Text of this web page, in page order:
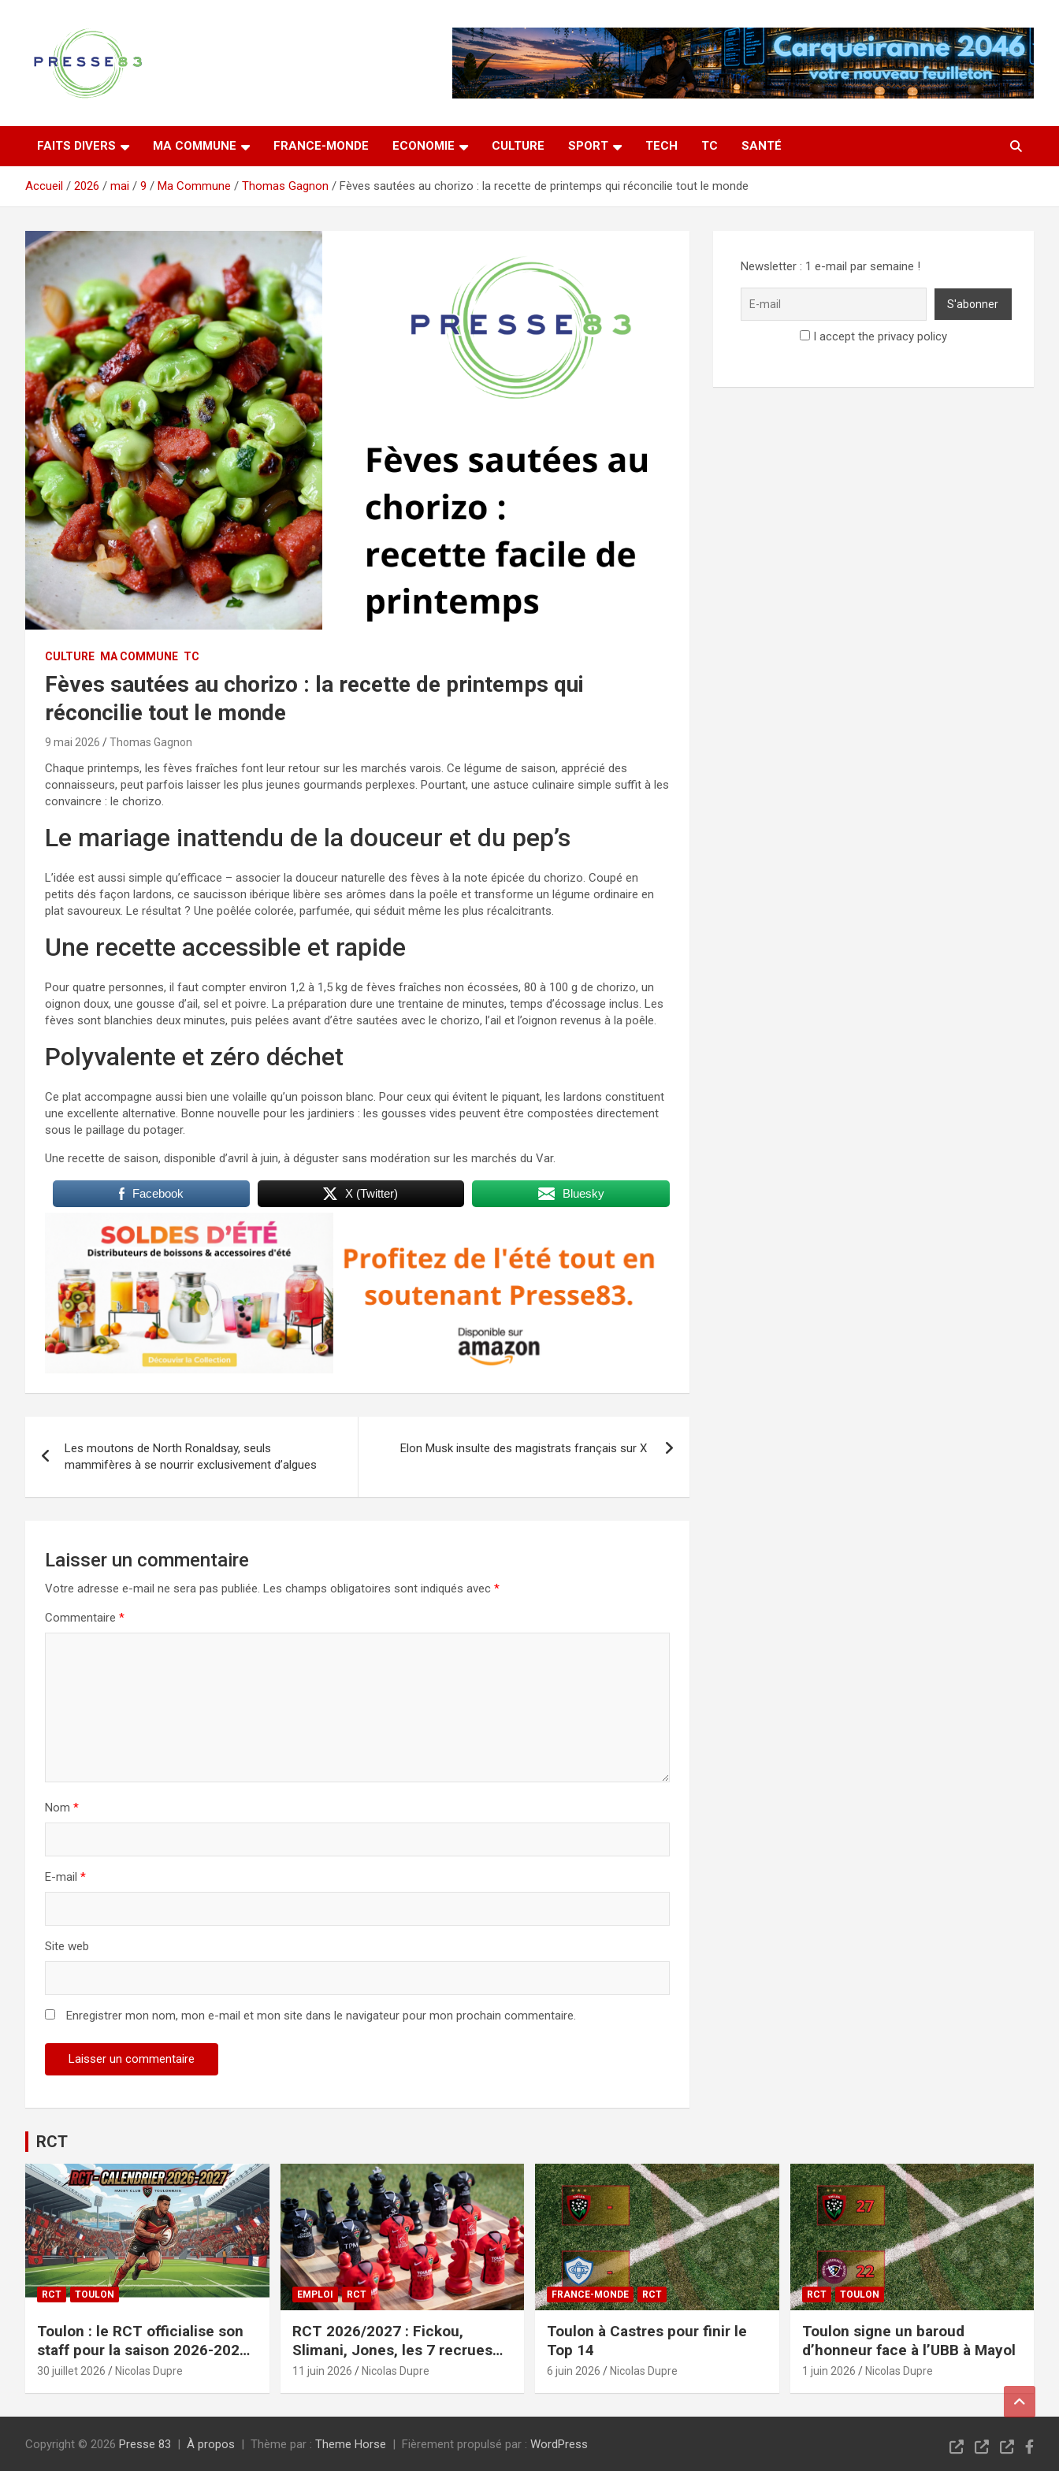
Presse 83
FAITS DIVERS MA COMMUNE FRANCE-MONDE ECONOMIE CULTURE SPORT TECH TC SANTÉ
Accueil 2026 mai 9 Ma Commune Thomas Gagnon Fèves sautées au chorizo : la recette de printemps qui réconcilie tout le monde
CULTURE MA COMMUNE TC
Fèves sautées au chorizo : la recette de printemps qui
réconcilie tout le monde
9 mai 2026 Thomas Gagnon
Chaque printemps, les fèves fraîches font leur retour sur les marchés varois. Ce légume de saison, apprécié des
connaisseurs, peut parfois laisser les plus jeunes gourmands perplexes. Pourtant, une astuce culinaire simple suffit à les
convaincre : le chorizo.
Le mariage inattendu de la douceur et du pep’s
L’idée est aussi simple qu’efficace – associer la douceur naturelle des fèves à la note épicée du chorizo. Coupé en
petits dés façon lardons, ce saucisson ibérique libère ses arômes dans la poêle et transforme un légume ordinaire en
plat savoureux. Le résultat ? Une poêlée colorée, parfumée, qui séduit même les plus récalcitrants.
Une recette accessible et rapide
Pour quatre personnes, il faut compter environ 1,2 à 1,5 kg de fèves fraîches non écossées, 80 à 100 g de chorizo, un
oignon doux, une gousse d’ail, sel et poivre. La préparation dure une trentaine de minutes, temps d’écossage inclus. Les
fèves sont blanchies deux minutes, puis pelées avant d’être sautées avec le chorizo, l’ail et l’oignon revenus à la poêle.
Polyvalente et zéro déchet
Ce plat accompagne aussi bien une volaille qu’un poisson blanc. Pour ceux qui évitent le piquant, les lardons constituent
une excellente alternative. Bonne nouvelle pour les jardiniers : les gousses vides peuvent être compostées directement
sous le paillage du potager.
Une recette de saison, disponible d’avril à juin, à déguster sans modération sur les marchés du Var.
Facebook X (Twitter) Bluesky
de
l’article
Les moutons de North Ronaldsay, seuls
mammifères à se nourrir exclusivement d’algues
Elon Musk insulte des magistrats français sur X
Laisser un commentaire
Votre adresse e-mail ne sera pas publiée. Les champs obligatoires sont indiqués avec *
Commentaire *
Nom *
E-mail *
Site web
Enregistrer mon nom, mon e-mail et mon site dans le navigateur pour mon prochain commentaire.
Newsletter : 1 e-mail par semaine !
I accept the privacy policy
RCT
RCT TOULON
Toulon : le RCT officialise son
staff pour la saison 2026-2027+
le calendrier
30 juillet 2026 Nicolas Dupre
EMPLOI RCT
RCT 2026/2027 : Fickou,
Slimani, Jones, les 7 recrues
officialisées
11 juin 2026 Nicolas Dupre
FRANCE-MONDE RCT
Toulon à Castres pour finir le
Top 14
6 juin 2026 Nicolas Dupre
RCT TOULON
Toulon signe un baroud
d’honneur face à l’UBB à Mayol
1 juin 2026 Nicolas Dupre
Copyright © 2026 Presse 83 À propos Thème par : Theme Horse Fièrement propulsé par : WordPress